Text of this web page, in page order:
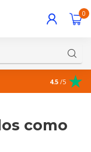
0
¡Excelente
4.5 /5
como